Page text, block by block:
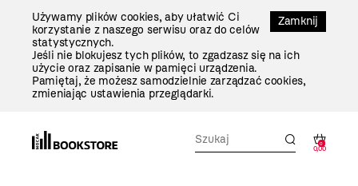
Zamknij
Używamy plików cookies, aby ułatwić Ci
korzystanie z naszego serwisu oraz do celów
statystycznych.
Jeśli nie blokujesz tych plików, to zgadzasz się na ich
użycie oraz zapisanie w pamięci urządzenia.
Pamiętaj, że możesz samodzielnie zarządzać cookies,
zmieniając ustawienia przeglądarki.
0
0,00